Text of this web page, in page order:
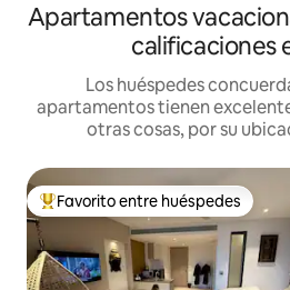
Apartamentos
calificaciones
Los huéspedes
apartamentos tienen
otras cosas, por su
Favorito entre huéspedes
Favorito entre huéspedes